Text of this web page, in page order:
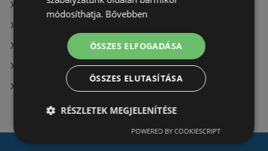
Mutassa a(z) Aldi összes ajánlatát itt: Debrecen
A(z) AlphaZoo üzletei itt: Szolnok
A(z) Möbelix aktuális Nyíregyháza akciós újságjai
A(z) Spar market üzletei itt: Gyomaendrőd
módosíthatja. Bővebben
ÖSSZES ELFOGADÁSA
ÖSSZES ELUTASÍTÁSA
RÉSZLETEK MEGJELENÍTÉSE
POWERED BY COOKIESCRIPT